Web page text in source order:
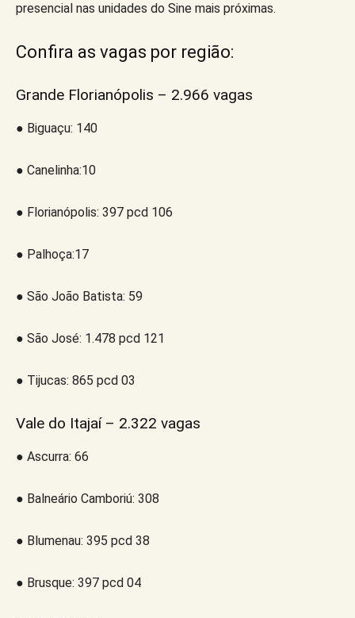
presencial nas unidades do Sine mais próximas.
Confira as vagas por região:
Grande Florianópolis – 2.966 vagas
● Biguaçu: 140
● Canelinha:10
● Florianópolis: 397 pcd 106
● Palhoça:17
● São João Batista: 59
● São José: 1.478 pcd 121
● Tijucas: 865 pcd 03
Vale do Itajaí – 2.322 vagas
● Ascurra: 66
● Balneário Camboriú: 308
● Blumenau: 395 pcd 38
● Brusque: 397 pcd 04